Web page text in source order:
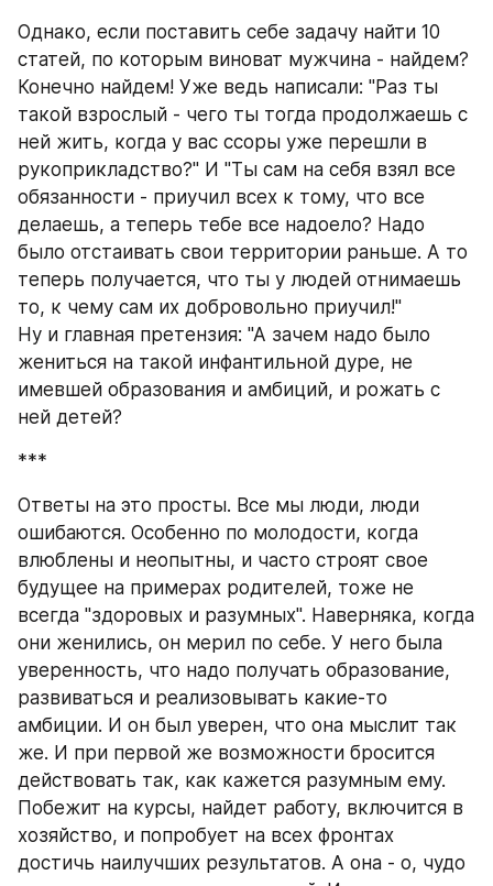
Однако, если поставить себе задачу найти 10
статей, по которым виноват мужчина - найдем?
Конечно найдем! Уже ведь написали: "Раз ты
такой взрослый - чего ты тогда продолжаешь с
ней жить, когда у вас ссоры уже перешли в
рукоприкладство?" И "Ты сам на себя взял все
обязанности - приучил всех к тому, что все
делаешь, а теперь тебе все надоело? Надо
было отстаивать свои территории раньше. А то
теперь получается, что ты у людей отнимаешь
то, к чему сам их добровольно приучил!"
Ну и главная претензия: "А зачем надо было
жениться на такой инфантильной дуре, не
имевшей образования и амбиций, и рожать с
ней детей?
***
Ответы на это просты. Все мы люди, люди
ошибаются. Особенно по молодости, когда
влюблены и неопытны, и часто строят свое
будущее на примерах родителей, тоже не
всегда "здоровых и разумных". Наверняка, когда
они женились, он мерил по себе. У него была
уверенность, что надо получать образование,
развиваться и реализовывать какие-то
амбиции. И он был уверен, что она мыслит так
же. И при первой же возможности бросится
действовать так, как кажется разумным ему.
Побежит на курсы, найдет работу, включится в
хозяйство, и попробует на всех фронтах
достичь наилучших результатов. А она - о, чудо